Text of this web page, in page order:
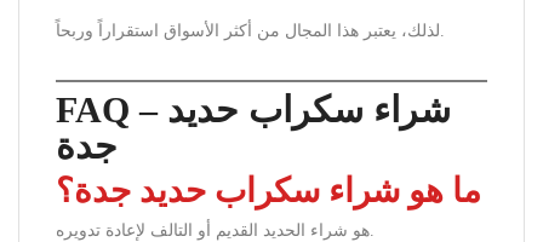
لذلك، يعتبر هذا المجال من أكثر الأسواق استقراراً وربحاً.
FAQ – شراء سكراب حديد
جدة
ما هو شراء سكراب حديد جدة؟
هو شراء الحديد القديم أو التالف لإعادة تدويره.